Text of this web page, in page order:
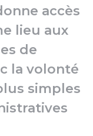
accès
lieu aux
de
la volonté
simples